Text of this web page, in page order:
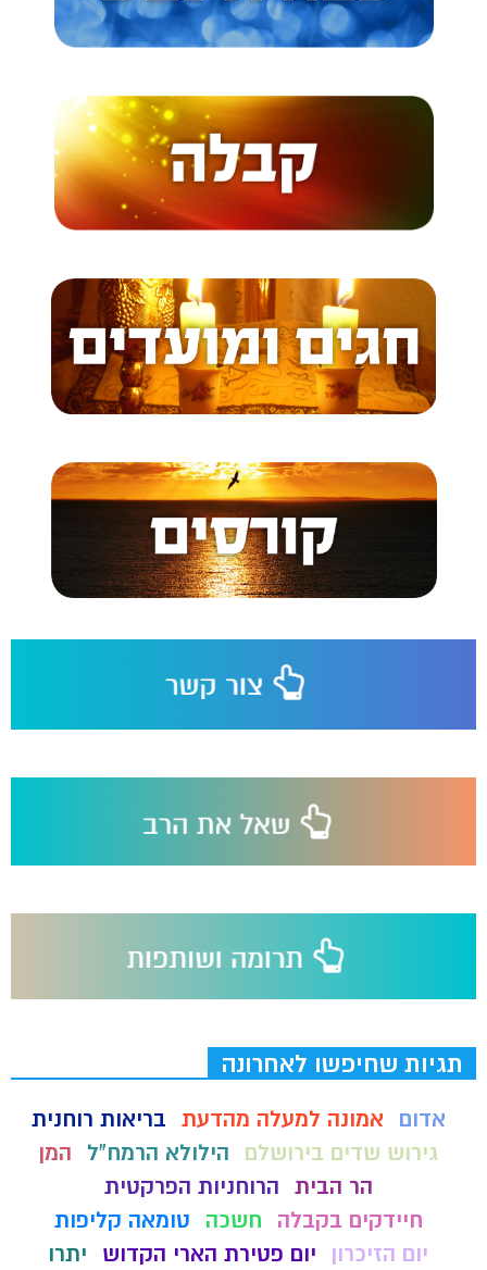
תגיות שחיפשו לאחרונה
אדום אמונה למעלה מהדעת בריאות רוחנית
גירוש שדים בירושלם
הילולא הרמח"ל
המן
הר הבית הרוחניות הפרקטית
חיידקים בקבלה
חשכה
טומאה קליפות
יום הזיכרון
יום פטירת הארי הקדוש
יתרו